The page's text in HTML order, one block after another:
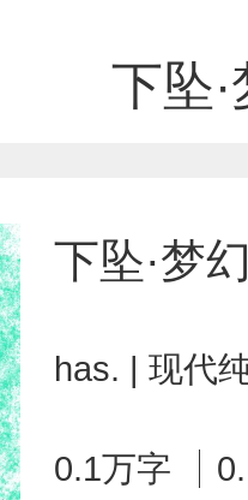
下坠
下坠·梦
has. | 现代
0.1万字